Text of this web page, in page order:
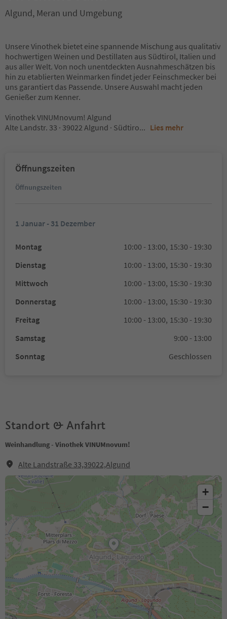
Algund, Meran und Umgebung
Unsere Vinothek bietet eine spannende Mischung aus qualitativ
hochwertigen Weinen und Destillaten aus Südtirol, Italien und
aus aller Welt. Von noch unentdeckten Ausnahmeschätzen bis
hin zu etablierten Weinmarken findet jeder Feinschmecker bei
uns garantiert das Passende. Unsere Auswahl macht jeden
Genießer zum Kenner.
Vinothek VINUMnovum! Algund
Alte Landstr. 33 · 39022 Algund · Südtiro... Lies mehr
Öffnungszeiten
Öffnungszeiten
1 Januar - 31 Dezember
Montag 10:00 - 13:00, 15:30 - 19:30
Dienstag
10:00 - 13:00, 15:30 - 19:30
Mittwoch
10:00 - 13:00, 15:30 - 19:30
Donnerstag
10:00 - 13:00, 15:30 - 19:30
Freitag
10:00 - 13:00, 15:30 - 19:30
Samstag
9:00 - 13:00
Sonntag
Geschlossen
Standort & Anfahrt
Weinhandlung - Vinothek VINUMnovum!
Alte Landstraße 33,39022,Algund
+
−